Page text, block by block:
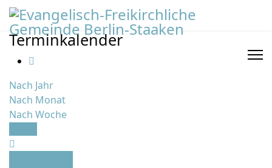
Terminkalender
Nach Jahr
Nach Monat
Nach Woche